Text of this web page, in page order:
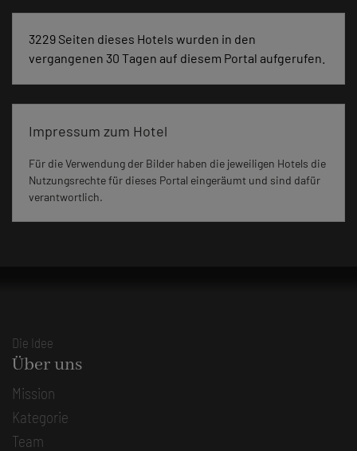
3229 Seiten dieses Hotels wurden in den
vergangenen 30 Tagen auf diesem Portal aufgerufen.
Impressum zum Hotel
Für die Verwendung der Bilder haben die jeweiligen Hotels die
Nutzungsrechte für dieses Portal eingeräumt und sind dafür
verantwortlich.
Die Idee
Über uns
Mission
Kategorie
Team